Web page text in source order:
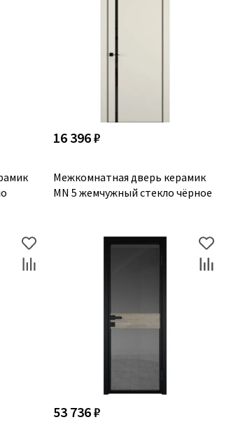
16 396 ₽
Межкомнатная дверь керамик
MN 5 жемчужный стекло чёрное
53 736 ₽